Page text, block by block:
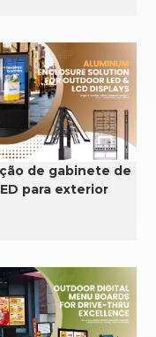
de gabinete de
para exterior